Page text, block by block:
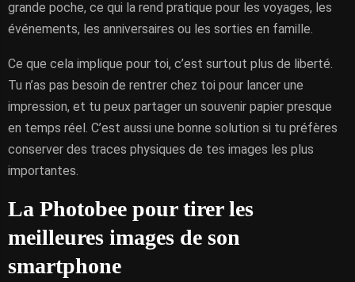
grande poche, ce qui la rend pratique pour les voyages, les
événements, les anniversaires ou les sorties en famille.
Ce que cela implique pour toi, c’est surtout plus de liberté.
Tu n’as pas besoin de rentrer chez toi pour lancer une
impression, et tu peux partager un souvenir papier presque
en temps réel. C’est aussi une bonne solution si tu préfères
conserver des traces physiques de tes images les plus
importantes.
La Photobee pour tirer les
meilleures images de son
smartphone